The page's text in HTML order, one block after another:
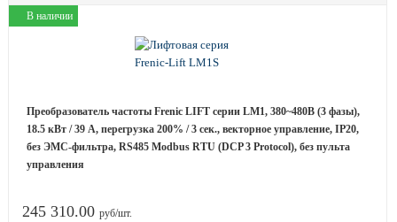
В наличии
Преобразователь частоты Frenic LIFT серии LM1, 380~480B (3 фазы),
18.5 кВт / 39 A, перегрузка 200% / 3 сек., векторное управление, IP20,
без ЭМС-фильтра, RS485 Modbus RTU (DCP 3 Protocol), без пульта
управления
245 310.00 руб/шт.